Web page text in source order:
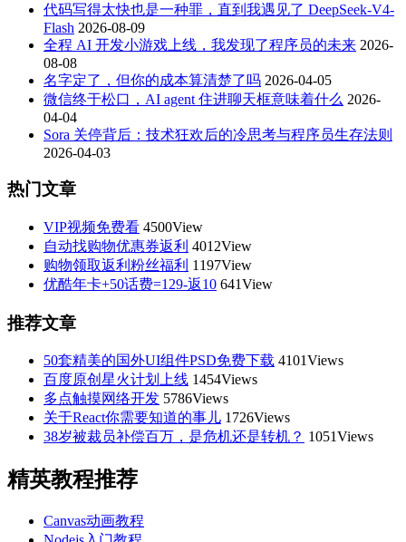
代码写得太快也是一种罪，直到我遇见了 DeepSeek-V4-
Flash 2026-08-09
全程 AI 开发小游戏上线，我发现了程序员的未来 2026-
08-08
名字定了，但你的成本算清楚了吗 2026-04-05
微信终于松口，AI agent 住进聊天框意味着什么 2026-
04-04
Sora 关停背后：技术狂欢后的冷思考与程序员生存法则
2026-04-03
热门文章
VIP视频免费看 4500View
自动找购物优惠券返利 4012View
购物领取返利粉丝福利 1197View
优酷年卡+50话费=129-返10 641View
推荐文章
50套精美的国外UI组件PSD免费下载 4101Views
百度原创星火计划上线 1454Views
多点触摸网络开发 5786Views
关于React你需要知道的事儿 1726Views
38岁被裁员补偿百万，是危机还是转机？ 1051Views
精英教程推荐
Canvas动画教程